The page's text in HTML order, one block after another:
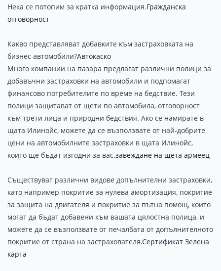
Нека се потопим за кратка информация.Гражданска
отговорност
Какво представляват добавките към застраховката на
бизнес автомобили?Автокаско
Много компании на пазара предлагат различни полици за
добавъчни застраховки на автомобили и подпомагат
финансово потребителите по време на бедствие. Тези
полици защитават от щети по автомобила, отговорност
към трети лица и природни бедствия. Ако се намирате в
щата Илинойс, можете да се възползвате от най-добрите
цени на автомобилните застраховки в щата Илинойс,
които ще бъдат изгодни за вас.завеждане на щета армеец
Съществуват различни видове допълнителни застраховки,
като например покритие за нулева амортизация, покритие
за защита на двигателя и покритие за пътна помощ, които
могат да бъдат добавени към вашата цялостна полица, и
можете да се възползвате от печалбата от допълнителното
покритие от страна на застрахователя.Сертификат Зелена
карта